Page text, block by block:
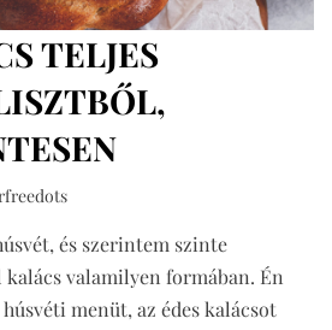
TELJES
és szerintem szinte
valamilyen formában. Én
menüt, az édes kalácsot